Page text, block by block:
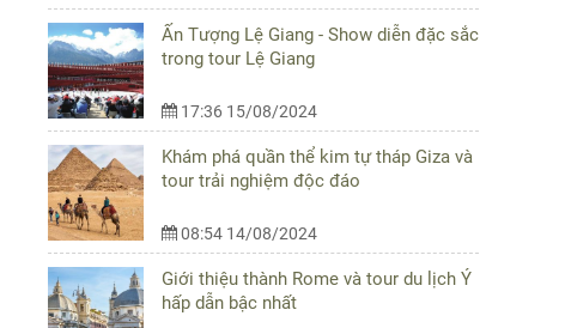
Ấn Tượng Lệ Giang - Show diễn đặc sắc
trong tour Lệ Giang
17:36 15/08/2024
Khám phá quần thể kim tự tháp Giza và
tour trải nghiệm độc đáo
08:54 14/08/2024
Giới thiệu thành Rome và tour du lịch Ý
hấp dẫn bậc nhất